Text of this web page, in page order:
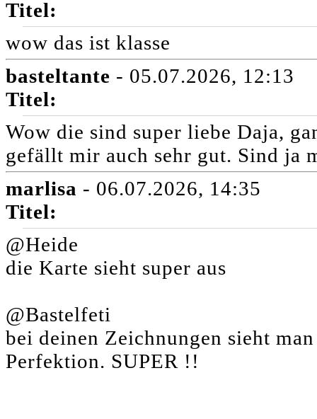
Titel:
wow das ist klasse
basteltante - 05.07.2026, 12:13
Titel:
Wow die sind super liebe Daja,
gefällt mir auch sehr gut. Sind ja
marlisa - 06.07.2026, 14:35
Titel:
@Heide
die Karte sieht super aus
@Bastelfeti
bei deinen Zeichnungen sieht
Perfektion. SUPER !!